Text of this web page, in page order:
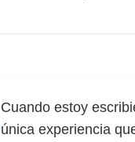
Cuando estoy
única experiencia